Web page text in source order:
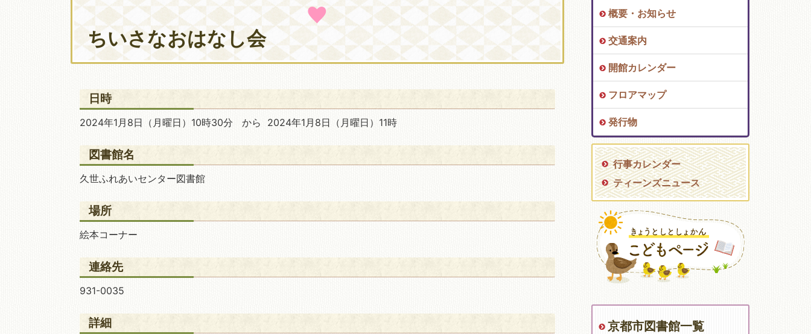
山科図書館 下京図書館 南図書館 吉祥院図書館
久世ふれあいセンター図
書館
西京図書館 洛西図書館 向島図書館
醍醐図書館 久我のもり図書館
こどもみらい館子育て図
コミュニティプラザ深草
図書館
ちいさなおはなし会
日時
2024年1月8日 （月曜日）10時30分 から 2024年1月8日 （月曜日）11時
図書館名
久世ふれあいセンター図書館
場所
絵本コーナー
連絡先
931-0035
詳細
概要・お知らせ
交通案内
開館カレンダー
フロアマップ
発行物
行事カレンダー
ティーンズニュース
京都市図書館一覧